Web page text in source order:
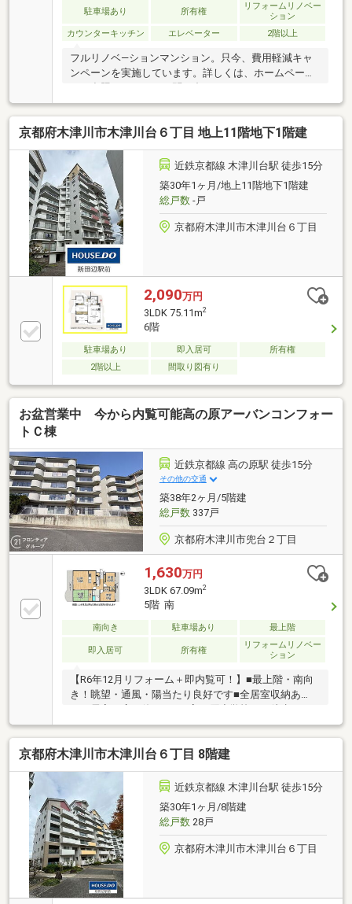
駐車場あり 所有権
リフォームリノベー
ション
カウンターキッチン
エレベーター 2階以上
フルリノベ―ションマンション。只今、費用軽減キャ
ンペーンを実施しています。詳しくは、ホームページ
京都府木津川市木津川台６丁目 地上11階地下1階建
近鉄京都線 木津川台駅 徒歩15分
築30年1ヶ月/地上11階地下1階建
総戸数-戸
京都府木津川市木津川台６丁目
2,090万円
3LDK 75.11m2
6階
駐車場あり 即入居可
所有権
2階以上
間取り図有り
お盆営業中 今から内覧可能高の原アーバンコンフォー
トＣ棟
近鉄京都線 高の原駅 徒歩15分
その他の交通
築38年2ヶ月/5階建
総戸数337戸
京都府木津川市兜台２丁目
1,630万円
3LDK 67.09m2
5階 南
南向き 駐車場あり 最上階
即入居可 所有権
リフォームリノベー
ション
【R6年12月リフォーム＋即内覧可！】■最上階・南向
き！眺望・通風・陽当たり良好です■全居室収納あ
分！お子様の登下校にも安心の距離
京都府木津川市木津川台６丁目 8階建
近鉄京都線 木津川台駅 徒歩15分
築30年1ヶ月/8階建
総戸数28戸
京都府木津川市木津川台６丁目